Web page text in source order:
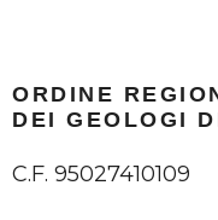
ORDINE
DEI GEOLOGI
C.F. 95027410109